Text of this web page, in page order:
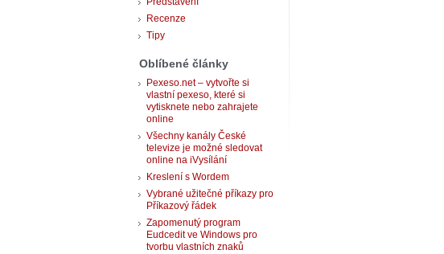
Recenze
Tipy
Oblíbené články
Pexeso.net – vytvořte si
vlastní pexeso, které si
vytisknete nebo zahrajete
online
Všechny kanály České
televize je možné sledovat
online na iVysílání
Kreslení s Wordem
Vybrané užitečné příkazy pro
Příkazový řádek
Zapomenutý program
Eudcedit ve Windows pro
tvorbu vlastních znaků